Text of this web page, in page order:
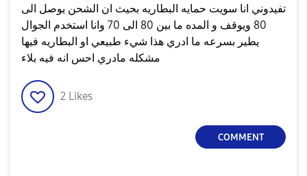
تفيدوني انا سويت حمايه البطاريه بحيث ان الشحن يوصل الى
80 ويوقف و المده ما بين 80 الى 70 وانا استخدم الجوال
يطير بسرعه ما ادري هذا شيء طبيعي او البطاريه فيها
2 Likes
COMMENT